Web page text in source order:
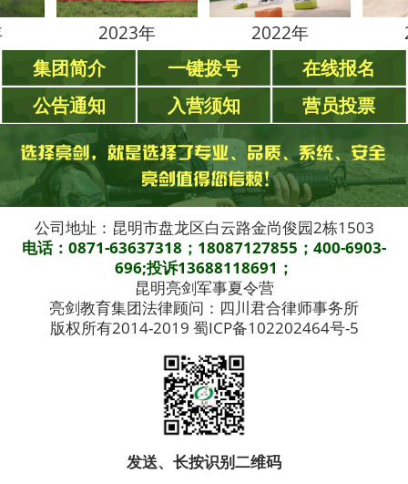
2023年 2022年 2021
集团简介 一键拨号
在线报名
公告通知
入营须知 营员投票
公司地址：昆明市盘龙区白云路金尚俊园2栋1503
电话：0871-63637318；18087127855；400-6903-
696;投诉13688118691；
昆明亮剑军事夏令营
亮剑教育集团法律顾问：四川君合律师事务所
版权所有2014-2019 蜀ICP备102202464号-5
发送、长按识别二维码